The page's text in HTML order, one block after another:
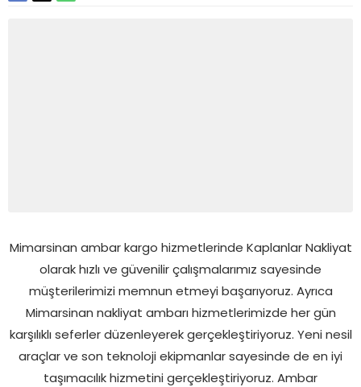
Mimarsinan ambar kargo hizmetlerinde Kaplanlar Nakliyat
olarak hızlı ve güvenilir çalışmalarımız sayesinde
müşterilerimizi memnun etmeyi başarıyoruz. Ayrıca
Mimarsinan nakliyat ambarı hizmetlerimizde her gün
karşılıklı seferler düzenleyerek gerçekleştiriyoruz. Yeni nesil
araçlar ve son teknoloji ekipmanlar sayesinde de en iyi
taşımacılık hizmetini gerçekleştiriyoruz. Ambar